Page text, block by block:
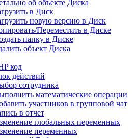
об объекте Диска
в Диск
новую версию в Диск
Переместить в Диске
папку в Диске
объект Диска
код
действий
сотрудника
математические операции
участников в групповой чат
в отчет
глобальных переменных
переменных